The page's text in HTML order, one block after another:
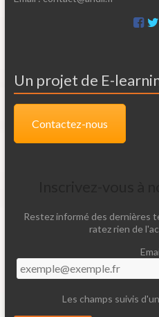
Un projet de E-
Contactez-nous
Restez informé des dernières
ratez rien de
Les champs suivis